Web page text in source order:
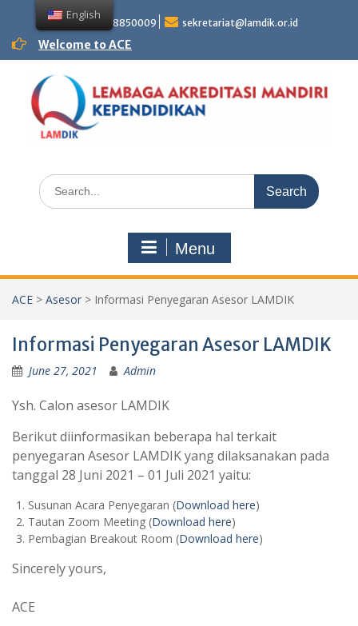
content
+62 81358850009 sekretariat@lamdik.or.id
Welcome to ACE
Search
for:
Menu
ACE > Asesor > Informasi Penyegaran Asesor LAMDIK
Informasi Penyegaran Asesor LAMDIK
June 27, 2021 Admin
Ysh. Calon asesor LAMDIK
Berikut diinformasikan beberapa hal terkait
penyegaran Asesor LAMDIK yang dilaksanakan pada
tanggal 28 Juni 2021 – 01 Juli 2021 yaitu:
Susunan Acara Penyegaran (Download here)
Tautan Zoom Meeting (Download here)
Pembagian Breakout Room (Download here)
Sincerely yours,
ACE
English